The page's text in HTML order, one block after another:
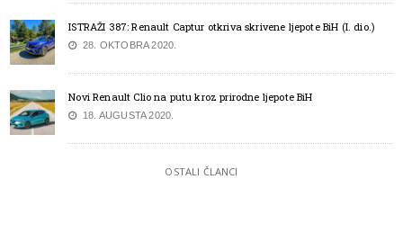
ISTRAŽI 387: Renault Captur otkriva skrivene ljepote BiH (I. dio.)
28. OKTOBRA 2020.
Novi Renault Clio na putu kroz prirodne ljepote BiH
18. AUGUSTA 2020.
OSTALI ČLANCI